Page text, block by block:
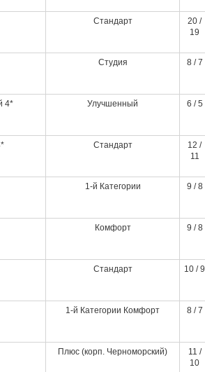
Стандарт
20 /
19
Студия 8 / 7
4* Улучшенный 6 / 5
Стандарт
12 /
11
1-й Категории 9 / 8
Комфорт 9 / 8
Стандарт 10 / 9
1-й Категории Комфорт 8 / 7
Плюс (корп. Черноморский)
11 /
10